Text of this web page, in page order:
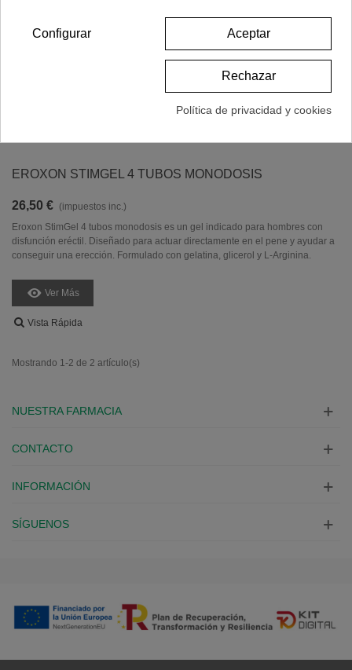
EROXON STIMGEL 4 TUBOS MONODOSIS
26,50 € (impuestos inc.)
Eroxon StimGel 4 tubos monodosis es un gel indicado para hombres con
disfunción eréctil. Diseñado para actuar directamente en el pene y ayudar a
conseguir una erección. Formulado con gelatina, glicerol y L-Arginina.
Ver Más
Vista Rápida
Mostrando 1-2 de 2 artículo(s)
NUESTRA FARMACIA
CONTACTO
INFORMACIÓN
SÍGUENOS
Aceptar
Rechazar
Configurar
Política de privacidad y cookies